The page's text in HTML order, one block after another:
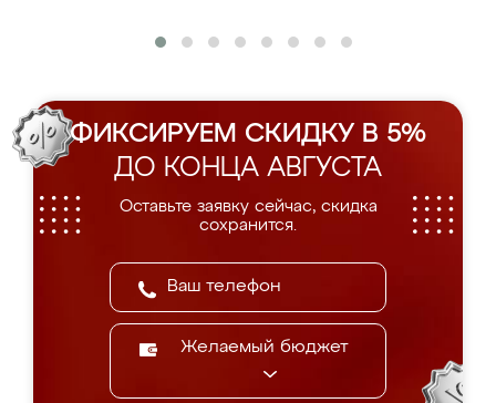
ФИКСИРУЕМ СКИДКУ В 5%
ДО КОНЦА АВГУСТА
Оставьте заявку сейчас, скидка
сохранится.
Желаемый бюджет